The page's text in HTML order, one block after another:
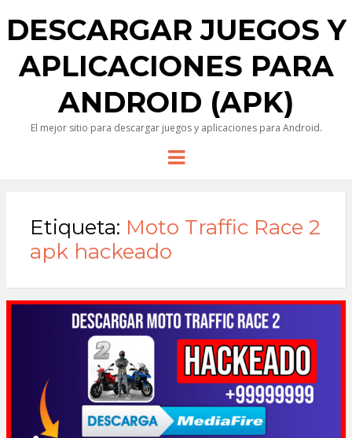
DESCARGAR JUEGOS Y
APLICACIONES PARA
ANDROID (APK)
El mejor sitio para descargar juegos y aplicaciones para Android.
Menu
Etiqueta: Moto Traffic Race 2
apk hackeado